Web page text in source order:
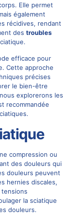
Elle permet
également
récidives, rendant
des troubles
efficace pour
Cette approche
précises
le bien-être
explorerons les
recommandée
compression ou
des douleurs qui
douleurs peuvent
hernies discales,
la sciatique
douleurs.